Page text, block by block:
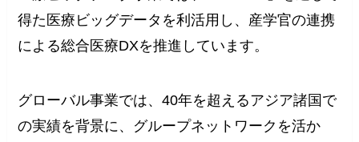
得た医療ビッグデータを利活用し、産学官の連携
による総合医療DXを推進しています。
グローバル事業では、40年を超えるアジア諸国で
の実績を背景に、グループネットワークを活か